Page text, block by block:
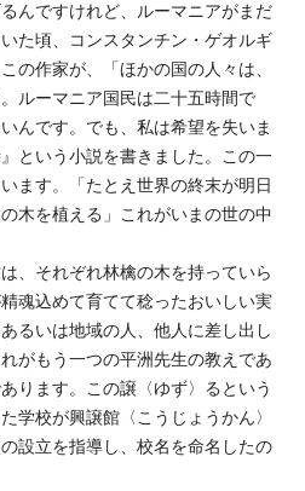
んですけれど、ルーマニアがまだ
た頃、コンスタンチン・ゲオルギ
の作家が、「ほかの国の人々は、
ルーマニア国民は二十五時間で
んです。でも、私は希望を失いま
という小説を書きました。この一
ます。「たとえ世界の終末が明日
木を植える」これがいまの世の中
、それぞれ林檎の木を持っていら
魂込めて育てて稔ったおいしい実
るいは地域の人、他人に差し出し
がもう一つの平洲先生の教えであ
ります。この譲〈ゆず〉るという
学校が興譲館〈こうじょうかん〉
設立を指導し、校名を命名したの